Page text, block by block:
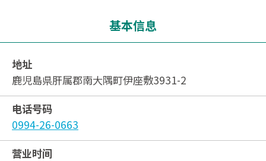
基本信息
地址
鹿児島県肝属郡南大隅町伊座敷3931-2
电话号码
0994-26-0663
营业时间